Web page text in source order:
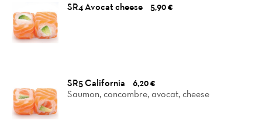
SR4 Avocat cheese 5,90 €
SR5 California
6,20 €
Saumon, concombre, avocat, cheese